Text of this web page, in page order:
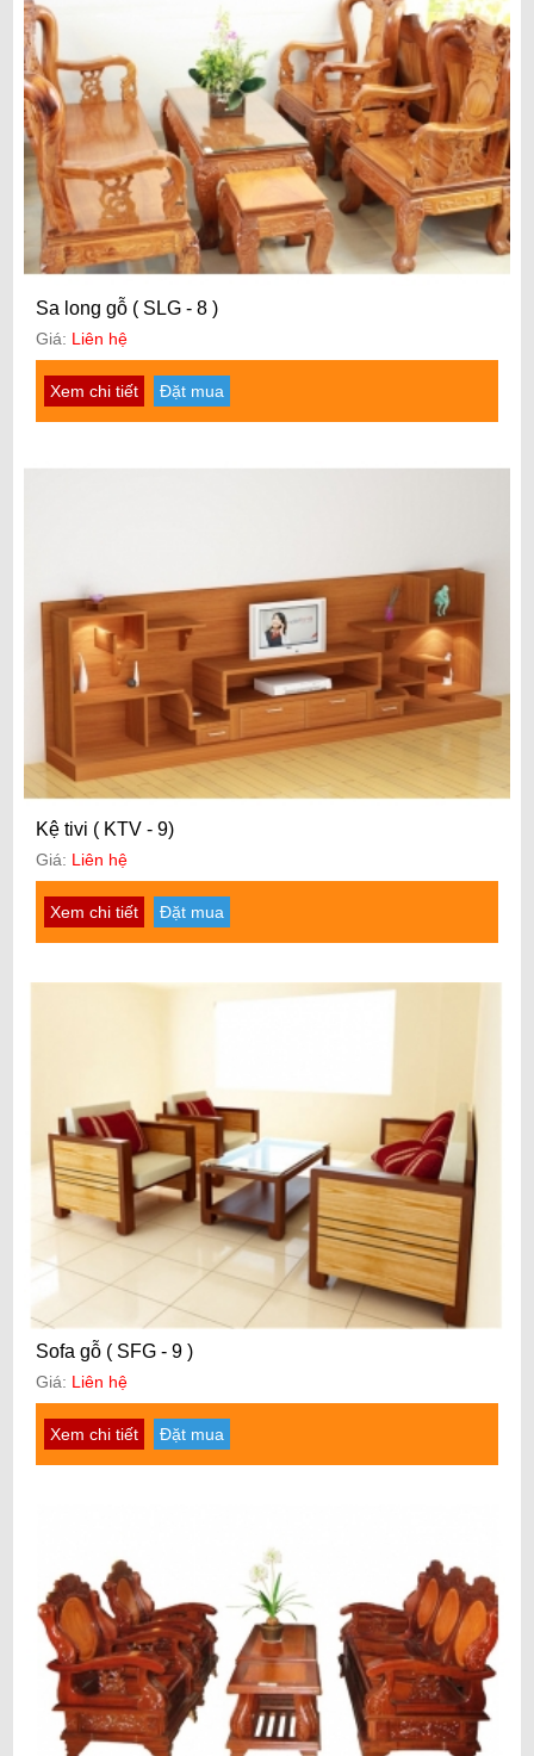
Sa long gỗ ( SLG - 8 )
Giá: Liên hệ
Xem chi tiết Đặt mua
Kệ tivi ( KTV - 9)
Giá: Liên hệ
Xem chi tiết Đặt mua
Sofa gỗ ( SFG - 9 )
Giá: Liên hệ
Xem chi tiết Đặt mua